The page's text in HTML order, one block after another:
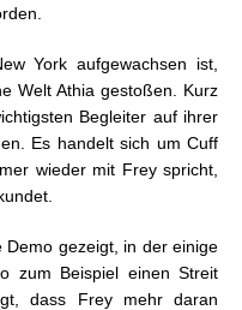
York aufgewachsen ist,
Welt Athia gestoßen. Kurz
Begleiter auf ihrer
Es handelt sich um Cuff
wieder mit Frey spricht,
gezeigt, in der einige
zum Beispiel einen Streit
dass Frey mehr daran